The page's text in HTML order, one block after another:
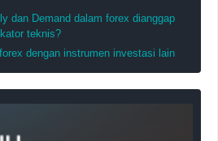
dan Demand dalam forex dianggap
teknis?
dengan instrumen investasi lain